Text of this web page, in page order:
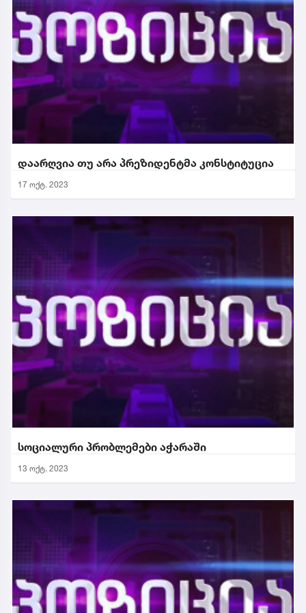
დაარღვია თუ არა პრეზიდენტმა კონსტიტუცია
17 ოქტ. 2023
სოციალური პრობლემები აჭარაში
13 ოქტ. 2023